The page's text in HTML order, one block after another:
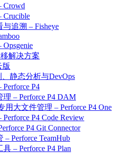
Crowd
Crucible
追溯 – Fisheye
移解决方案
版
、静态分析与DevOps
P4
– Perforce P4 DAM
用大文件管理 – Perforce P4 One
P4 Code Review
P4 Git Connector
– Perforce TeamHub
– Perforce P4 Plan